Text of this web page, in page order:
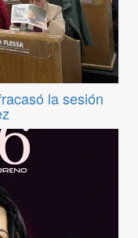
la sesión